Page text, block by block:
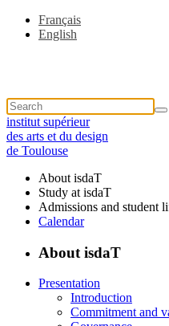
Français
English
institut supérieur
des arts et du design
de Toulouse
About isdaT
Study at isdaT
Admissions and student
Calendar
About isdaT
Presentation
Introduction
Commitment and